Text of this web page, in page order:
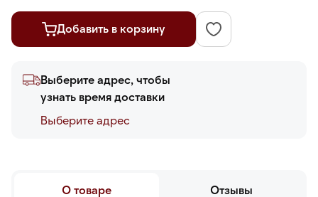
Добавить в корзину
Выберите адрес, чтобы
узнать время доставки
Выберите адреc
О товаре Отзывы